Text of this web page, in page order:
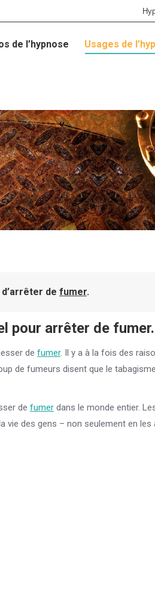
de l’hypnose Usages de
de fumer.
pour arrêter de fumer.
de fumer. Il y a à la fois des
de fumeurs disent que le
de fumer dans le monde entier.
des gens – non seulement en les
de l’hypnose Usages de